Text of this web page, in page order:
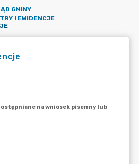
GMINY
I EWIDENCJE